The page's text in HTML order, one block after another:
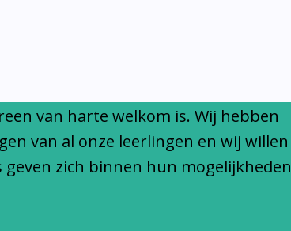
kinderen schitteren
van harte welkom is. Wij hebben
van al onze leerlingen en wij willen
geven zich binnen hun mogelijkheden